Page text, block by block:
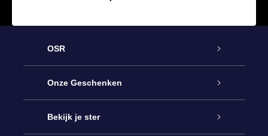
OSR
Service
Contact
Onze Geschenken
Online Star Gift
Bekijk je ster